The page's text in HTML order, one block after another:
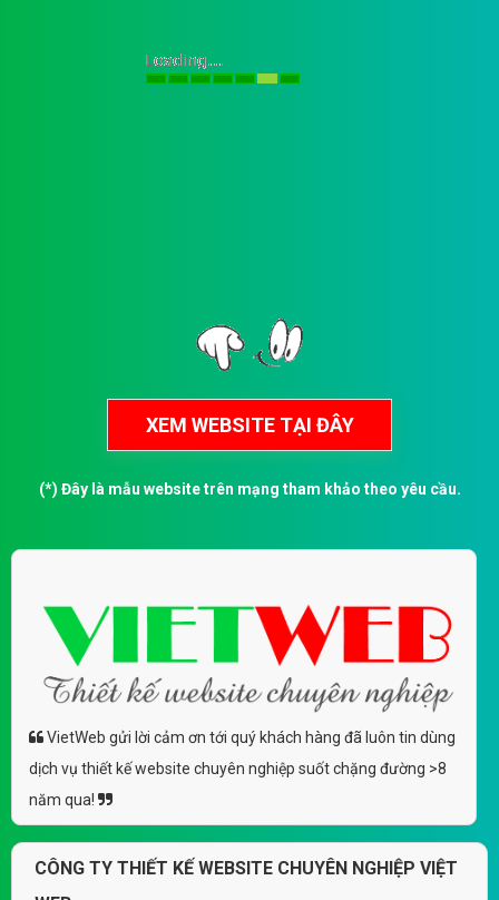
(*) Đây là mẫu website trên mạng tham khảo theo yêu cầu.
VietWeb gửi lời cảm ơn tới quý khách hàng đã luôn tin dùng
dịch vụ thiết kế website chuyên nghiệp suốt chặng đường >8
năm qua!
CÔNG TY THIẾT KẾ WEBSITE CHUYÊN NGHIỆP VIỆT